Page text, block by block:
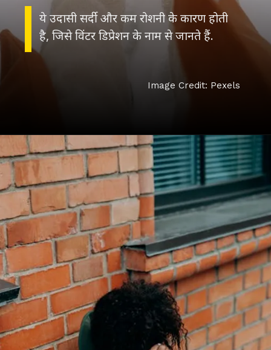
ये उदासी सर्दी और कम रोशनी के कारण होती
है, जिसे विंटर डिप्रेशन के नाम से जानते हैं.
Image Credit: Pexels